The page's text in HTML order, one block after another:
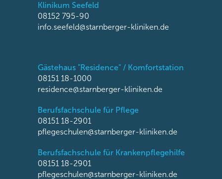
Klinikum Seefeld
08152 795-90
info.seefeld@starnberger-kliniken.de
Gästehaus "Residence" / Komfortstation
08151 18-1000
residence@starnberger-kliniken.de
Berufsfachschule für Pflege
08151 18-2901
pflegeschulen@starnberger-kliniken.de
Berufsfachschule für Krankenpflegehilfe
08151 18-2901
pflegeschulen@starnberger-kliniken.de